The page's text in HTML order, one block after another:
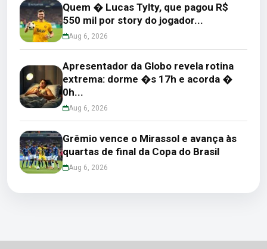
Quem � Lucas Tylty, que pagou R$
550 mil por story do jogador...
Aug 6, 2026
Apresentador da Globo revela rotina
extrema: dorme �s 17h e acorda �
0h...
Aug 6, 2026
Grêmio vence o Mirassol e avança às
quartas de final da Copa do Brasil
Aug 6, 2026